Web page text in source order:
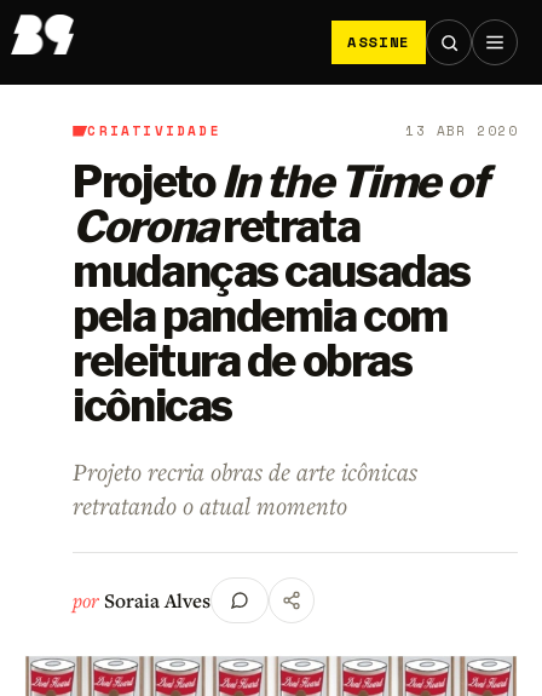
ASSINE
B9/Criatividade
CRIATIVIDADE 13 ABR 2020
ProjetoIn the Time of
Coronaretrata
mudanças causadas
pela pandemia com
releitura de obras
icônicas
Projeto recria obras de arte icônicas
retratando o atual momento
porSoraia Alves